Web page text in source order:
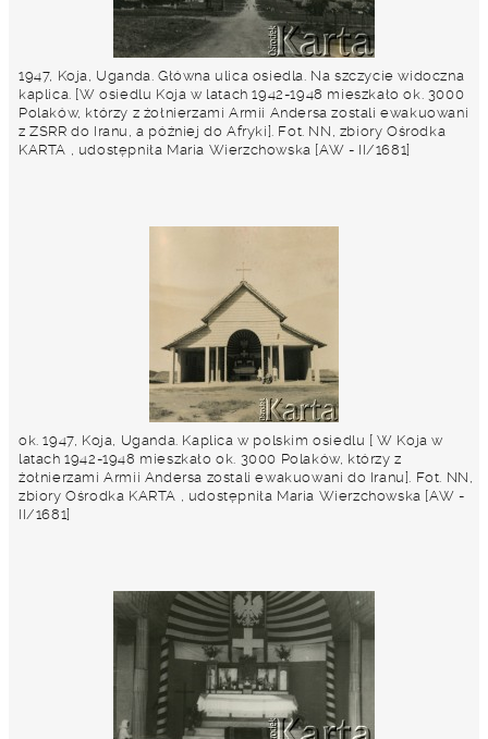
1947, Koja, Uganda. Główna ulica osiedla. Na szczycie widoczna
kaplica. [W osiedlu Koja w latach 1942-1948 mieszkało ok. 3000
Polaków, którzy z żołnierzami Armii Andersa zostali ewakuowani
z ZSRR do Iranu, a później do Afryki]. Fot. NN, zbiory Ośrodka
KARTA , udostępniła Maria Wierzchowska [AW - II/1681]
ok. 1947, Koja, Uganda. Kaplica w polskim osiedlu [ W Koja w
latach 1942-1948 mieszkało ok. 3000 Polaków, którzy z
żołnierzami Armii Andersa zostali ewakuowani do Iranu]. Fot. NN,
zbiory Ośrodka KARTA , udostępniła Maria Wierzchowska [AW -
II/1681]